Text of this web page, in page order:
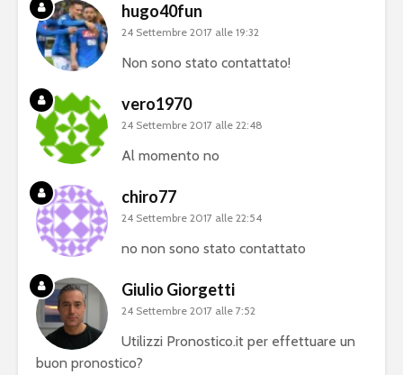
hugo40fun
24 Settembre 2017 alle 19:32
Non sono stato contattato!
vero1970
24 Settembre 2017 alle 22:48
Al momento no
chiro77
24 Settembre 2017 alle 22:54
no non sono stato contattato
Giulio Giorgetti
24 Settembre 2017 alle 7:52
Utilizzi Pronostico.it per effettuare un
buon pronostico?